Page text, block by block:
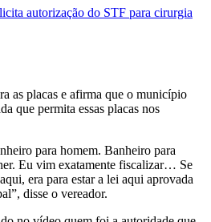
autorização do STF para cirurgia
as placas e afirma que o município
que permita essas placas nos
para homem. Banheiro para
Eu vim exatamente fiscalizar… Se
era para estar a lei aqui aprovada
disse o vereador.